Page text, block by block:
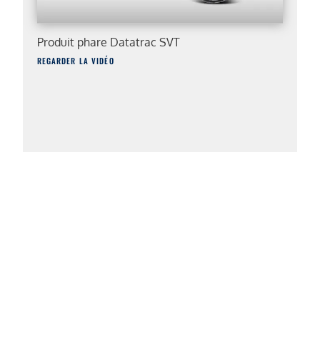
Produit phare Datatrac SVT
REGARDER LA VIDÉO